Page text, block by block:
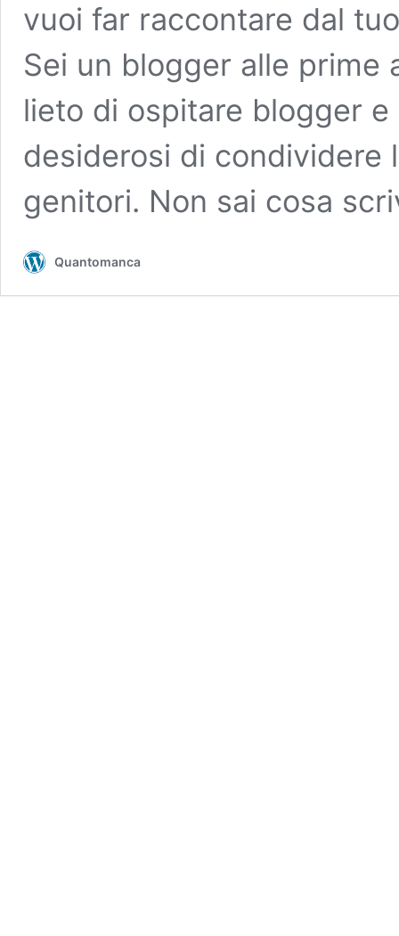
vuoi far raccontare dal
Sei un blogger alle prime
lieto di ospitare blogger
desiderosi di condividere
genitori. Non sai cosa
Quantomanca